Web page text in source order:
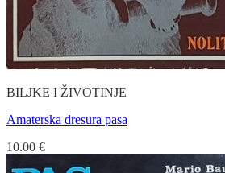
BILJKE I ŽIVOTINJE
Amaterska dresura pasa
10.00 €